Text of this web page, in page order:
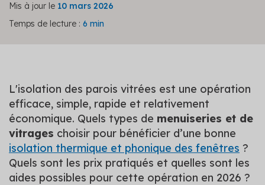
Mis à jour le 10 mars 2026
Temps de lecture : 6 min
L'isolation des parois vitrées est une opération
efficace, simple, rapide et relativement
économique. Quels types de menuiseries et de
vitrages choisir pour bénéficier d’une bonne
isolation thermique et phonique des fenêtres ?
Quels sont les prix pratiqués et quelles sont les
aides possibles pour cette opération en 2026 ?